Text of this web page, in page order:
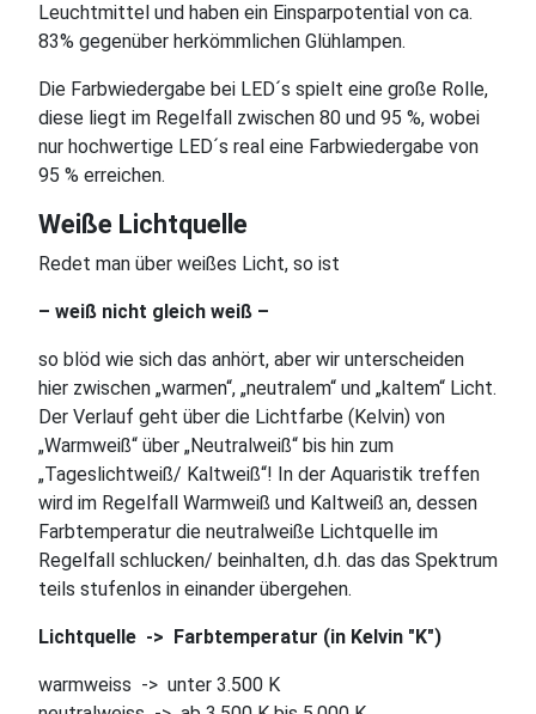
Leuchtmittel und haben ein Einsparpotential von ca.
83% gegenüber herkömmlichen Glühlampen.
Die Farbwiedergabe bei LED´s spielt eine große Rolle,
diese liegt im Regelfall zwischen 80 und 95 %, wobei
nur hochwertige LED´s real eine Farbwiedergabe von
95 % erreichen.
Weiße Lichtquelle
Redet man über weißes Licht, so ist
– weiß nicht gleich weiß –
so blöd wie sich das anhört, aber wir unterscheiden
hier zwischen „warmen“, „neutralem“ und „kaltem“ Licht.
Der Verlauf geht über die Lichtfarbe (Kelvin) von
„Warmweiß“ über „Neutralweiß“ bis hin zum
„Tageslichtweiß/ Kaltweiß“! In der Aquaristik treffen
wird im Regelfall Warmweiß und Kaltweiß an, dessen
Farbtemperatur die neutralweiße Lichtquelle im
Regelfall schlucken/ beinhalten, d.h. das das Spektrum
teils stufenlos in einander übergehen.
Lichtquelle -> Farbtemperatur (in Kelvin "K")
warmweiss -> unter 3.500 K